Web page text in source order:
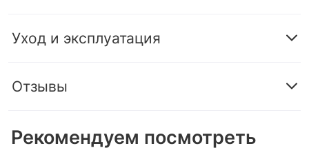
Уход и эксплуатация
Отзывы
Рекомендуем посмотреть